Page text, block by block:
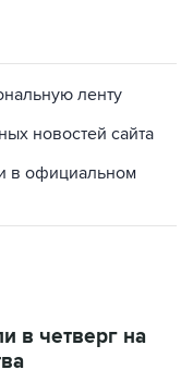
ленту
новостей сайта
в официальном
в четверг на